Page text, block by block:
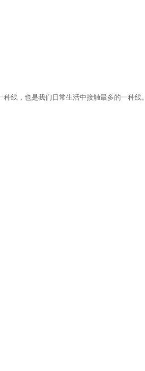
线，也是我们日常生活中接触最多的一种线。